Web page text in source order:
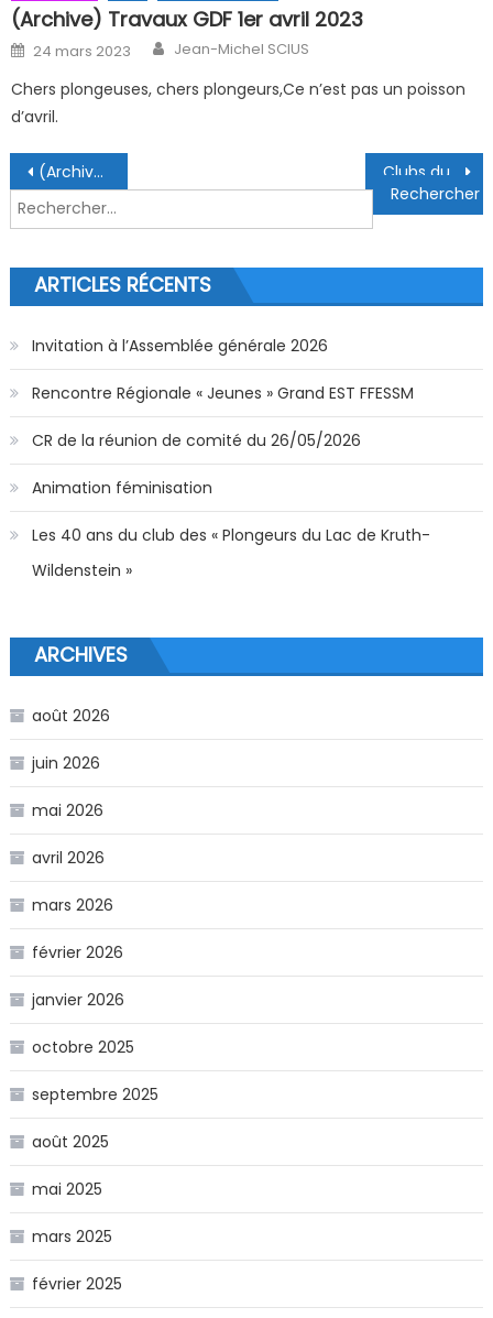
(Archive) Travaux GDF 1er avril 2023
Posted on
24 mars 2023 Author
Jean-Michel SCIUS
Chers plongeuses, chers plongeurs,Ce n’est pas un poisson
d’avril.
Navigation de l’article
(Archive) La 4ème chasse aux trésors subaquatiques 02/10/2022
Rechercher :
ARTICLES RÉCENTS
Invitation à l’Assemblée générale 2026
Rencontre Régionale « Jeunes » Grand EST FFESSM
CR de la réunion de comité du 26/05/2026
Animation féminisation
Les 40 ans du club des « Plongeurs du Lac de Kruth-
Wildenstein »
ARCHIVES
août 2026
juin 2026
mai 2026
avril 2026
mars 2026
février 2026
janvier 2026
octobre 2025
septembre 2025
août 2025
mai 2025
mars 2025
février 2025